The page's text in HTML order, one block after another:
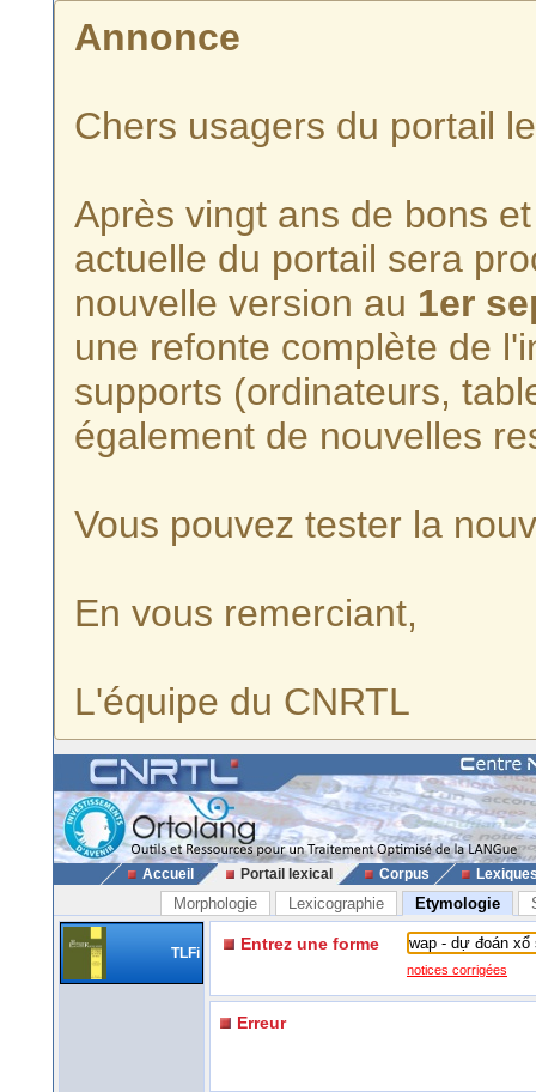
Annonce
Chers usagers du portail
Après vingt ans de bons
actuelle du portail sera
nouvelle version au 1er
une refonte complète de
supports (ordinateurs,
également de nouvelles
Vous pouvez tester la
En vous remerciant,
L'équipe du CNRTL
Accueil Portail lexical Corpus
Morphologie Lexicographie Etymologie
TLFi Entrez une forme
notices corrigées
Erreur